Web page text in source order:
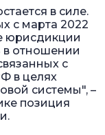
в силе.
с марта 2022
юрисдикции
в отношении
с
в целях
системы", –
позиция